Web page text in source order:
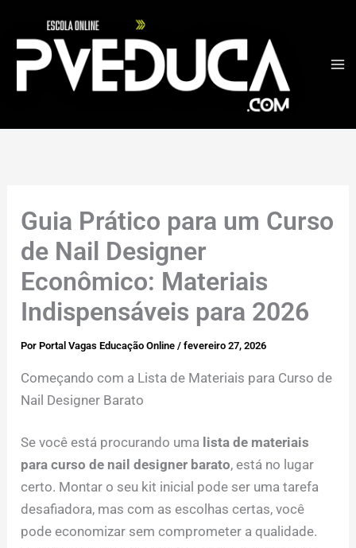
Guia Prático para um Curso
de Nail Designer
Econômico: Materiais
Indispensáveis para 2026
PorPortal Vagas Educação Online/fevereiro 27, 2026
Começando com a Lista de Materiais para Curso de
Nail Designer Barato
Se você está procurando uma lista de materiais
para curso de nail designer barato, está no lugar
certo. Montar o seu kit inicial pode ser uma tarefa
desafiadora, mas com as escolhas certas, você
pode economizar sem comprometer a qualidade.